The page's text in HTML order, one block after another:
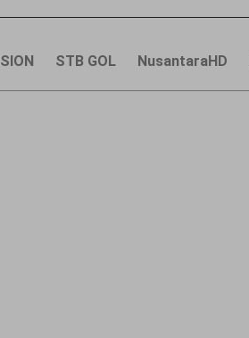
STB GOL NusantaraHD